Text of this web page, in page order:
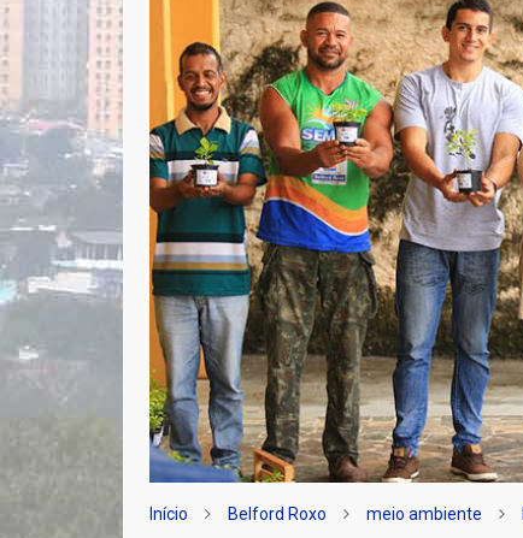
Início Belford Roxo meio ambiente